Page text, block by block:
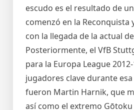
escudo es el resultado de
comenzó en la Reconquista
con la llegada de la actual
Posteriormente, el VfB
para la Europa League
jugadores clave durante
fueron Martin Harnik, que
así como el extremo Gōtoku